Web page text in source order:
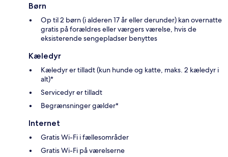
Børn
Op til 2 børn (i alderen 17 år eller derunder) kan overnatte
gratis på forældres eller værgers værelse, hvis de
eksisterende sengepladser benyttes
Kæledyr
Kæledyr er tilladt (kun hunde og katte, maks. 2 kæledyr i
alt)*
Servicedyr er tilladt
Begrænsninger gælder*
Internet
Gratis Wi-Fi i fællesområder
Gratis Wi-Fi på værelserne